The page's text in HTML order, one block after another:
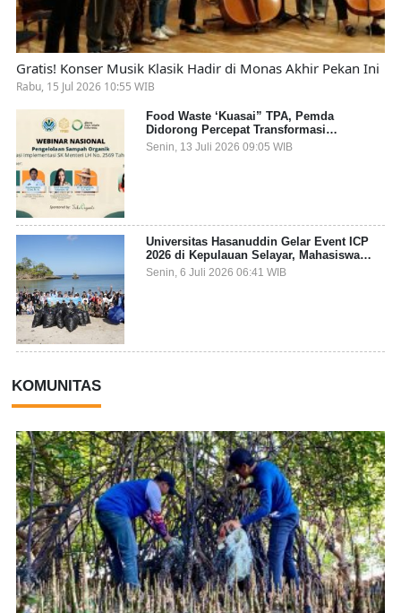
Gratis! Konser Musik Klasik Hadir di Monas Akhir Pekan Ini
Rabu, 15 Jul 2026 10:55 WIB
Food Waste ‘Kuasai” TPA, Pemda
Didorong Percepat Transformasi
Pengelolaan Sampah Organik dari Sumber
Senin, 13 Juli 2026 09:05 WIB
Universitas Hasanuddin Gelar Event ICP
2026 di Kepulauan Selayar, Mahasiswa
dari 27 Negara Jadi Partisipan
Senin, 6 Juli 2026 06:41 WIB
KOMUNITAS